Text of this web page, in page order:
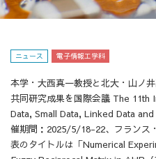
ニュース 電子情報工学科
本学・大西真一教授と北大・山ノ
共同研究成果を国際会議 The
Data, Small Data, Linked Data
催期間：2025/5/18-22、フランス
表のタイトルは「Numerical